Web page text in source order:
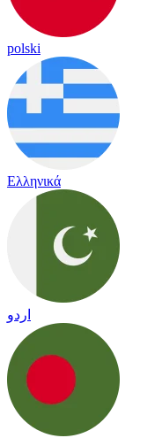
polski
Ελληνικά
اردو